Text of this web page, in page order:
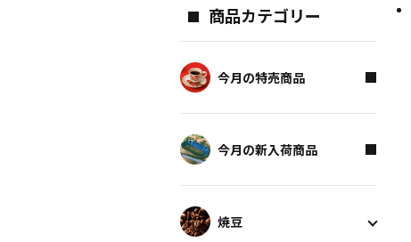
商品カテゴリー
今月の特売商品
今月の新入荷商品
焼豆